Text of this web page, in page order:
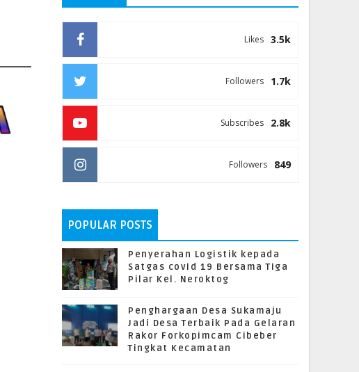
3.5k
Likes
1.7k
Followers
2.8k
Subscribes
849
Followers
POPULAR POSTS
Penyerahan Logistik kepada
Satgas covid 19 Bersama Tiga
Pilar Kel. Neroktog
Penghargaan Desa Sukamaju
Jadi Desa Terbaik Pada Gelaran
Rakor Forkopimcam Cibeber
Tingkat Kecamatan